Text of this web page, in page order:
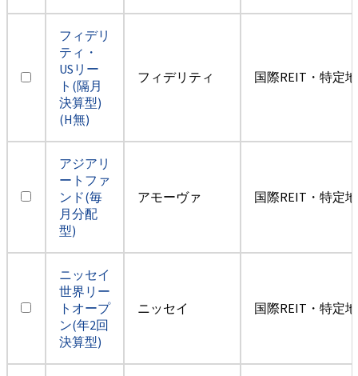
フィデリ
ティ・
USリー
ト(隔月
決算型)
(H無)
フィデリティ 国際REIT・特定
アジアリ
ートファ
ンド(毎
月分配
型)
アモーヴァ 国際REIT・特定
ニッセイ
世界リー
トオープ
ン(年2回
決算型)
ニッセイ 国際REIT・特定